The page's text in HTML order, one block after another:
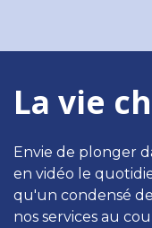
La vie
Envie de plonger
en vidéo le
qu'un condensé
nos services au